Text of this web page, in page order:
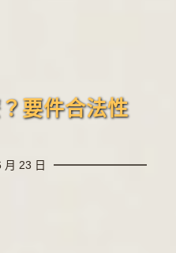
要件合法性
月 23 日